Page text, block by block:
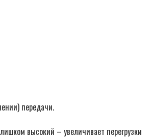
передачи.
высокий – увеличивает перегрузки